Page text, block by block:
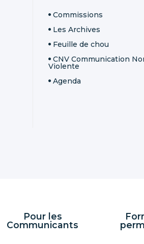
Commissions
Les Archives
Feuille de chou
CNV Communication
Violente
Agenda
Pour les
Communicants